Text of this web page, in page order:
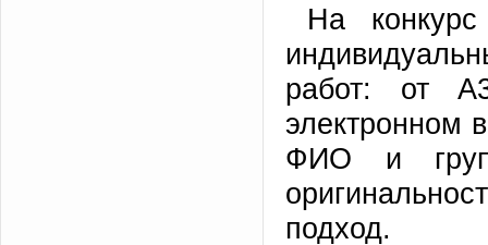
На
работ: от
электронном
ФИО и
подход.